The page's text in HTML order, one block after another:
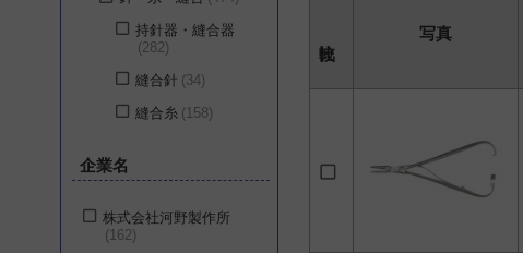
持針器・縫合器
282
縫合針 34
縫合糸 158
企業名
株式会社河野製作所
162
写真